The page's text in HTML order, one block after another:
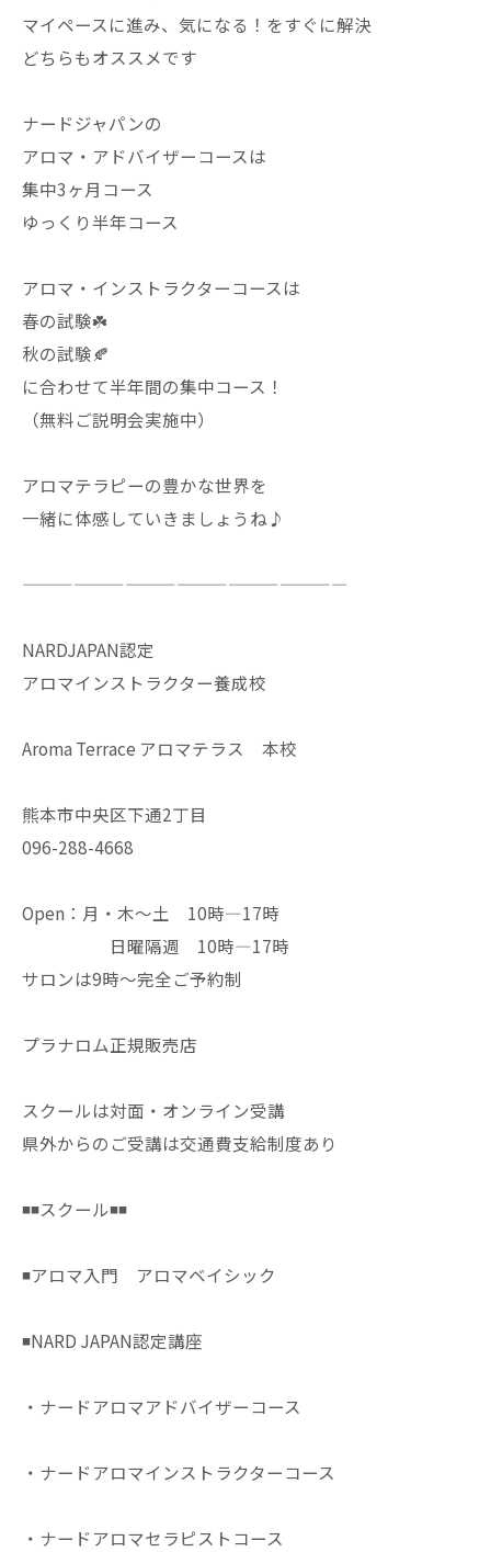
マイペースに進み、気になる！をすぐに解決
どちらもオススメです
ナードジャパンの
アロマ・アドバイザーコースは
集中3ヶ月コース
ゆっくり半年コース
アロマ・インストラクターコースは
春の試験☘️
秋の試験🍂
に合わせて半年間の集中コース！
（無料ご説明会実施中）
アロマテラピーの豊かな世界を
一緒に体感していきましょうね♪
———————————————————
NARDJAPAN認定
アロマインストラクター養成校
Aroma Terrace アロマテラス 本校
熊本市中央区下通2丁目
096-288-4668
Open：月・木〜土 10時—17時
日曜隔週 10時—17時
サロンは9時〜完全ご予約制
プラナロム正規販売店
スクールは対面・オンライン受講
県外からのご受講は交通費支給制度あり
◾️◾️スクール◾️◾️
◾️アロマ入門 アロマベイシック
◾️NARD JAPAN認定講座
・ナードアロマアドバイザーコース
・ナードアロマインストラクターコース
・ナードアロマセラピストコース